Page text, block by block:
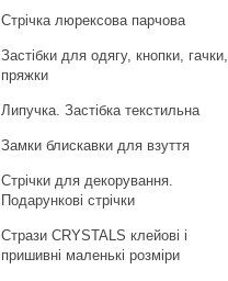
Стрічка люрексова парчова
Застібки для одягу, кнопки, гачки,
пряжки
Липучка. Застібка текстильна
Замки блискавки для взуття
Стрічки для декорування.
Подарункові стрічки
Стрази CRYSTALS клейові і
пришивні маленькі розміри